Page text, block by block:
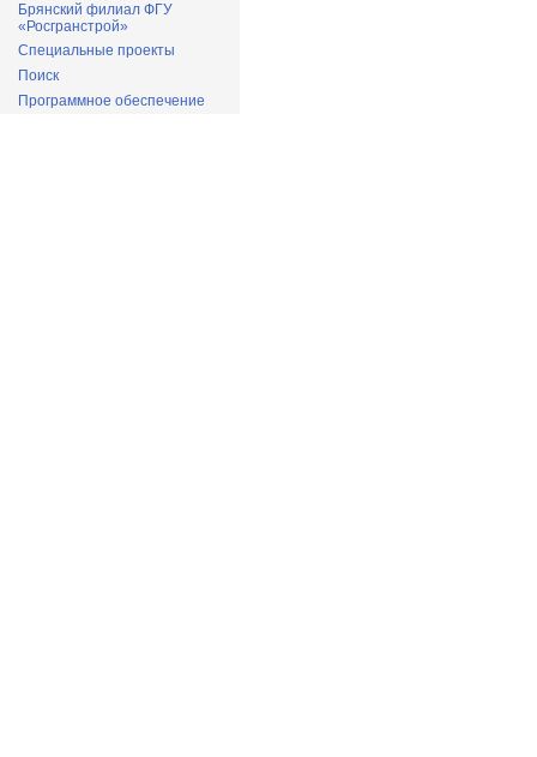
Брянский филиал ФГУ
«Росгранстрой»
Специальные проекты
Поиск
Программное обеспечение